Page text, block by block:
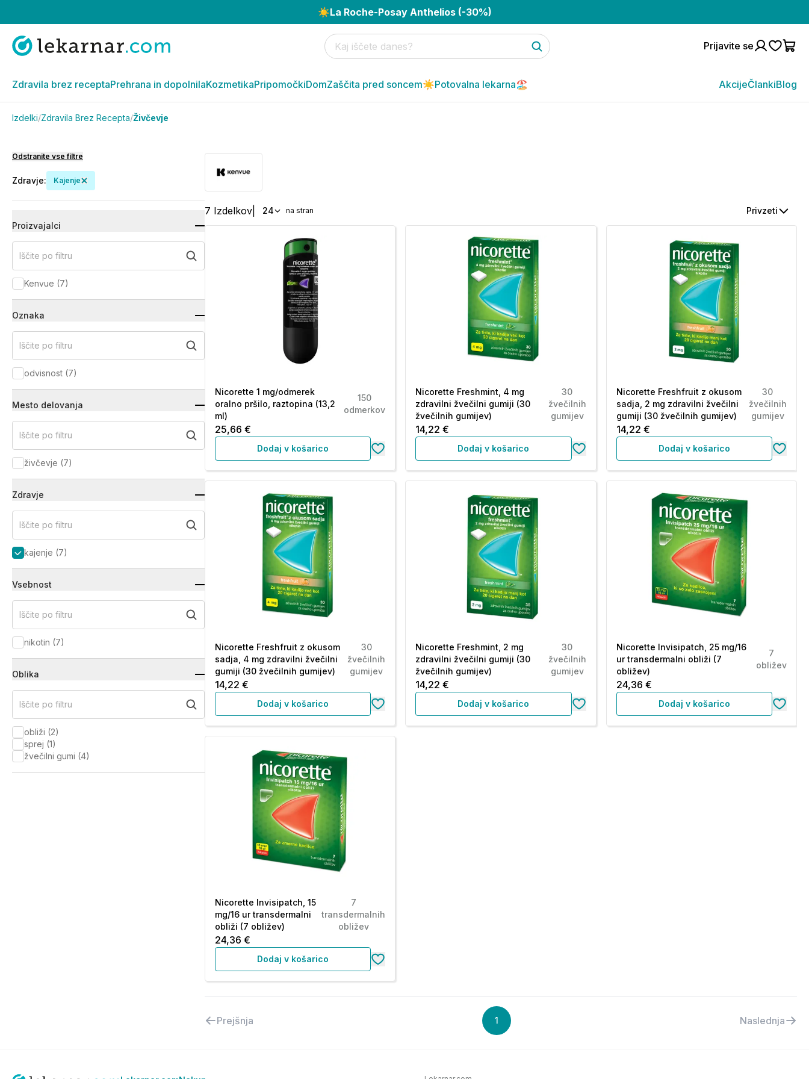
☀️La Roche-Posay Anthelios (-30%)
Prijavite se
Zdravila brez receptaPrehrana in dopolnilaKozmetikaPripomočkiDomZaščita pred soncem☀️Potovalna lekarna🏖️ AkcijeČlankiBlog
Izdelki/Zdravila Brez Recepta/Živčevje
Odstranite vse filtre
Zdravje: Kajenje
Proizvajalci
Iščite po filtru
Kenvue (7)
Oznaka
Iščite po filtru
odvisnost (7)
Mesto delovanja
Iščite po filtru
živčevje (7)
Zdravje
Iščite po filtru
kajenje (7)
Vsebnost
Iščite po filtru
nikotin (7)
Oblika
Iščite po filtru
obliži (2)
sprej (1)
žvečilni gumi (4)
7 Izdelkov 24 na stran Privzeti
Nicorette 1 mg/odmerek
oralno pršilo, raztopina (13,2
ml)
150
odmerkov
25,66 €
Dodaj v košarico
Nicorette Freshmint, 4 mg
zdravilni žvečilni gumiji (30
žvečilnih gumijev)
30
žvečilnih
gumijev
14,22 €
Dodaj v košarico
Nicorette Freshfruit z okusom
sadja, 2 mg zdravilni žvečilni
gumiji (30 žvečilnih gumijev)
30
žvečilnih
gumijev
14,22 €
Dodaj v košarico
Nicorette Freshfruit z okusom
sadja, 4 mg zdravilni žvečilni
gumiji (30 žvečilnih gumijev)
30
žvečilnih
gumijev
14,22 €
Dodaj v košarico
Nicorette Freshmint, 2 mg
zdravilni žvečilni gumiji (30
žvečilnih gumijev)
30
žvečilnih
gumijev
14,22 €
Dodaj v košarico
Nicorette Invisipatch, 25 mg/16
ur transdermalni obliži (7
obližev)
7
obližev
24,36 €
Dodaj v košarico
Nicorette Invisipatch, 15
mg/16 ur transdermalni
obliži (7 obližev)
7
transdermalnih
obližev
24,36 €
Dodaj v košarico
Prejšnja 1 Naslednja